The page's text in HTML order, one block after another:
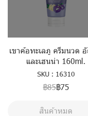
เขาค้อทะเลภู ครีมนวด
และเฮนน่า 160ml.
SKU : 16310
฿85฿75
สินค้าหมด